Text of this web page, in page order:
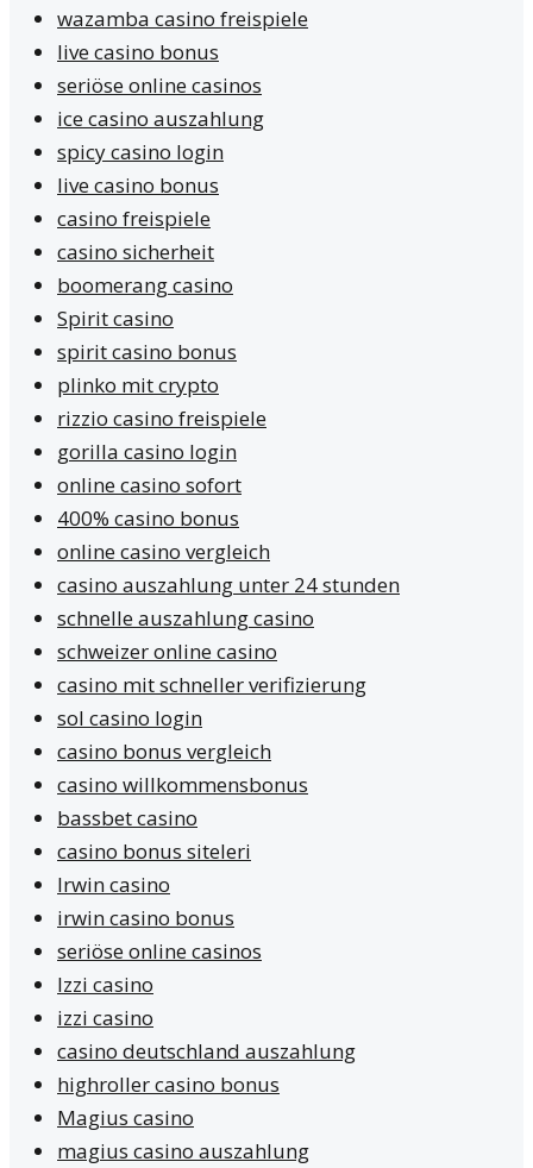
wazamba casino freispiele
live casino bonus
seriöse online casinos
ice casino auszahlung
spicy casino login
live casino bonus
casino freispiele
casino sicherheit
boomerang casino
Spirit casino
spirit casino bonus
plinko mit crypto
rizzio casino freispiele
gorilla casino login
online casino sofort
400% casino bonus
online casino vergleich
casino auszahlung unter 24 stunden
schnelle auszahlung casino
schweizer online casino
casino mit schneller verifizierung
sol casino login
casino bonus vergleich
casino willkommensbonus
bassbet casino
casino bonus siteleri
Irwin casino
irwin casino bonus
seriöse online casinos
Izzi casino
izzi casino
casino deutschland auszahlung
highroller casino bonus
Magius casino
magius casino auszahlung